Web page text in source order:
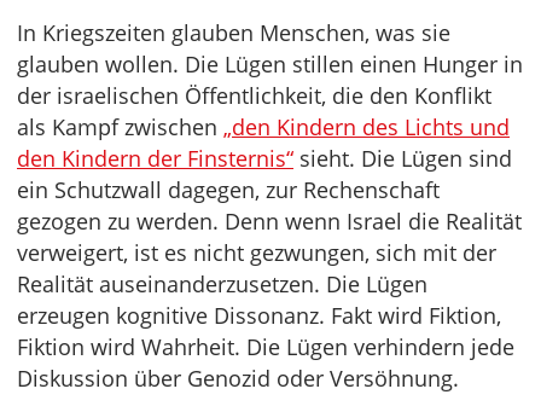
In Kriegszeiten glauben Menschen, was sie
glauben wollen. Die Lügen stillen einen Hunger in
der israelischen Öffentlichkeit, die den Konflikt
als Kampf zwischen „den Kindern des Lichts und
den Kindern der Finsternis“ sieht. Die Lügen sind
ein Schutzwall dagegen, zur Rechenschaft
gezogen zu werden. Denn wenn Israel die Realität
verweigert, ist es nicht gezwungen, sich mit der
Realität auseinanderzusetzen. Die Lügen
erzeugen kognitive Dissonanz. Fakt wird Fiktion,
Fiktion wird Wahrheit. Die Lügen verhindern jede
Diskussion über Genozid oder Versöhnung.